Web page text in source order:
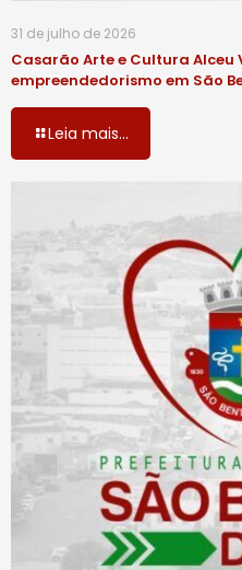
31 de julho de 2026
Casarão Arte e Cultura
empreendedorismo em São
Leia mais...